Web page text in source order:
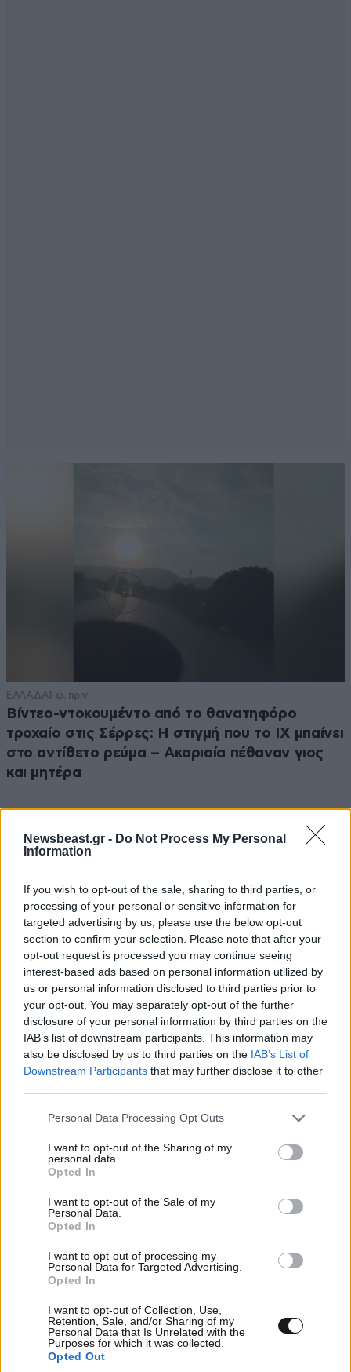
Newsbeast.gr - Do Not Process My Personal
Information
If you wish to opt-out of the sale, sharing to third parties, or
processing of your personal or sensitive information for
targeted advertising by us, please use the below opt-out
section to confirm your selection. Please note that after your
opt-out request is processed you may continue seeing
interest-based ads based on personal information utilized by
us or personal information disclosed to third parties prior to
your opt-out. You may separately opt-out of the further
disclosure of your personal information by third parties on the
IAB’s list of downstream participants. This information may
also be disclosed by us to third parties on the IAB’s List of
Downstream Participants that may further disclose it to other
Please note that this website/app uses one or more Google
not limited to your visit or usage behaviour. You may click to
grant or deny consent to Google and its third-party tags to
use your data for below specified purposes in below Google
consent section.
Personal Data Processing Opt Outs
I want to opt-out of the Sharing of my
personal data.
Opted In
I want to opt-out of the Sale of my
Personal Data.
Opted In
I want to opt-out of processing my
Personal Data for Targeted Advertising.
Opted In
I want to opt-out of Collection, Use,
Retention, Sale, and/or Sharing of my
Personal Data that Is Unrelated with the
Purposes for which it was collected.
Opted Out
ΕΛΛΑΔΑ1 ω. πριν
Βίντεο-ντοκουμέντο από το θανατηφόρο
τροχαίο στις Σέρρες: Η στιγμή που το ΙΧ μπαίνει
στο αντίθετο ρεύμα – Ακαριαία πέθαναν γιος
και μητέρα
ΔΙΑΤΡΟΦΗ07·08·2026 08:32
5 ροφήματα που μπορείτε να πίνετε πριν τον
LIFESTYLE07·08·2026 08:23
Ρίτσαρντ Γκιρ: Σάλος για τη διαφορά 48 ετών